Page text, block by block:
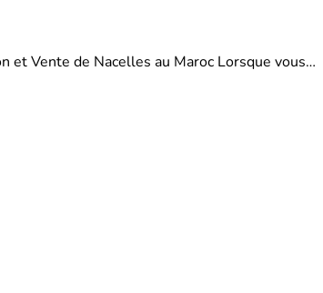
et Vente de Nacelles au Maroc Lorsque vous…